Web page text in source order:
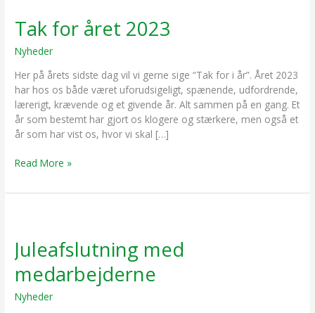
Tak for året 2023
Nyheder
Her på årets sidste dag vil vi gerne sige “Tak for i år”. Året 2023
har hos os både været uforudsigeligt, spænende, udfordrende,
lærerigt, krævende og et givende år. Alt sammen på en gang. Et
år som bestemt har gjort os klogere og stærkere, men også et
år som har vist os, hvor vi skal […]
året
2023
Read More »
Juleafslutning med
medarbejderne
Nyheder
medarbejderne